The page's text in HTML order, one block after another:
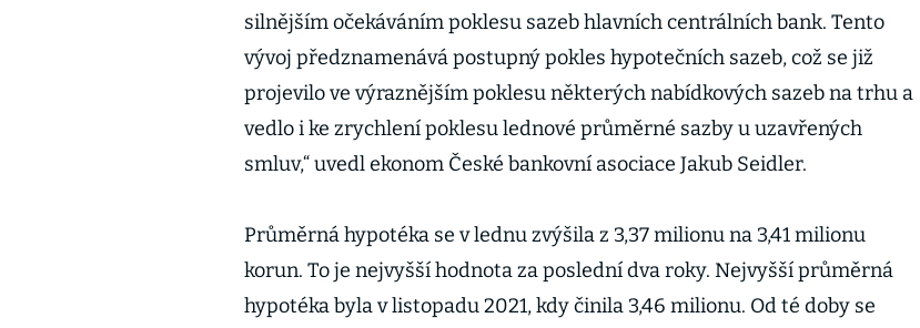
silnějším očekáváním poklesu sazeb hlavních centrálních bank. Tento
vývoj předznamenává postupný pokles hypotečních sazeb, což se již
projevilo ve výraznějším poklesu některých nabídkových sazeb na trhu a
vedlo i ke zrychlení poklesu lednové průměrné sazby u uzavřených
smluv,“ uvedl ekonom České bankovní asociace Jakub Seidler.
Průměrná hypotéka se v lednu zvýšila z 3,37 milionu na 3,41 milionu
korun. To je nejvyšší hodnota za poslední dva roky. Nejvyšší průměrná
hypotéka byla v listopadu 2021, kdy činila 3,46 milionu. Od té doby se